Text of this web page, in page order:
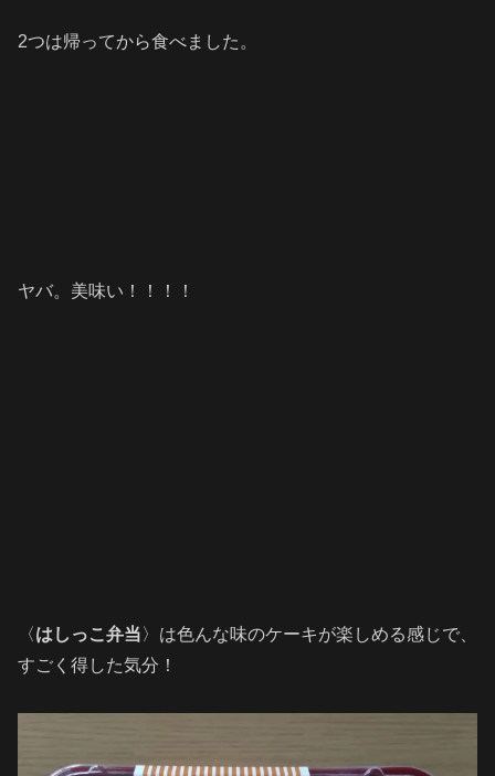
2つは帰ってから食べました。
ヤバ。美味い！！！！
〈はしっこ弁当〉は色んな味のケーキが楽しめる感じで、
すごく得した気分！